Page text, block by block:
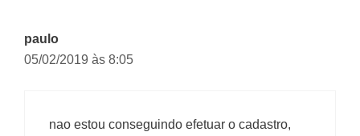
paulo
05/02/2019 às 8:05
nao estou conseguindo efetuar o cadastro,